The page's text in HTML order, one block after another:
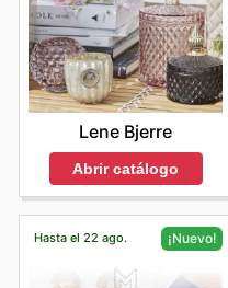
Lene Bjerre
Abrir catálogo
Hasta el 22 ago. ¡Nuevo!